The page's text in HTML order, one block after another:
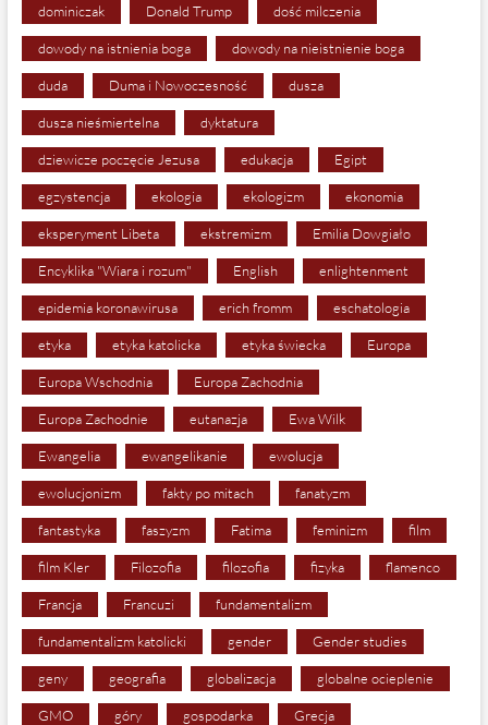
dominiczak Donald Trump dość milczenia
dowody na istnienia boga dowody na nieistnienie boga
duda Duma i Nowoczesność dusza
dusza nieśmiertelna dyktatura
dziewicze poczęcie Jezusa edukacja Egipt
egzystencja ekologia ekologizm ekonomia
eksperyment Libeta ekstremizm Emilia Dowgiało
Encyklika "Wiara i rozum" English enlightenment
epidemia koronawirusa erich fromm eschatologia
etyka etyka katolicka etyka świecka Europa
Europa Wschodnia Europa Zachodnia
Europa Zachodnie eutanazja Ewa Wilk
Ewangelia ewangelikanie ewolucja
ewolucjonizm fakty po mitach fanatyzm
fantastyka faszyzm Fatima feminizm film
film Kler Filozofia filozofia fizyka flamenco
Francja Francuzi fundamentalizm
fundamentalizm katolicki gender Gender studies
geny geografia globalizacja globalne ocieplenie
GMO góry gospodarka Grecja